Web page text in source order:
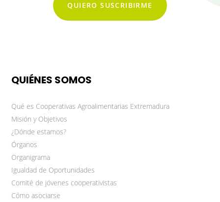
QUIERO SUSCRIBIRME
QUIÉNES SOMOS
Qué es Cooperativas Agroalimentarias Extremadura
Misión y Objetivos
¿Dónde estamos?
Órganos
Organigrama
Igualdad de Oportunidades
Comité de jóvenes cooperativistas
Cómo asociarse